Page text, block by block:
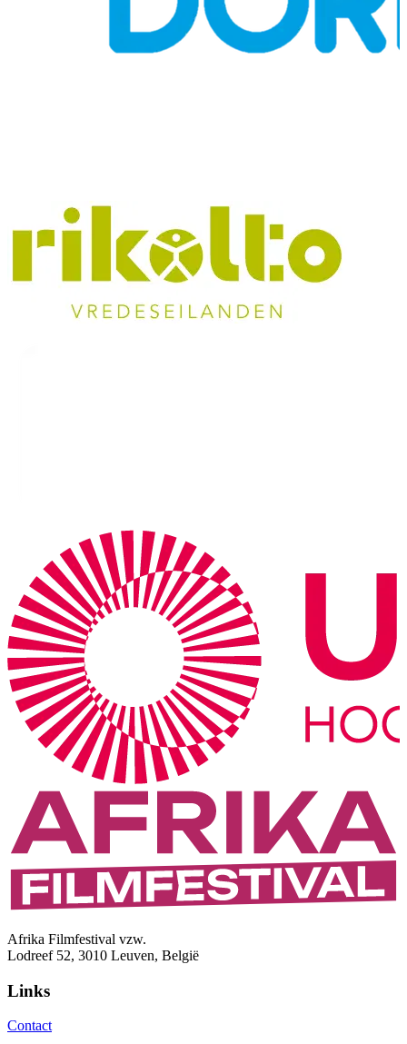
Afrika Filmfestival vzw.
Lodreef 52, 3010 Leuven, België
Links
Contact